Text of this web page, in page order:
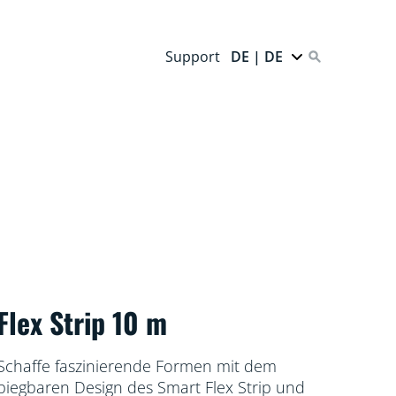
Support DE | DE
Strip 10 m
faszinierende Formen mit dem
Design des Smart Flex Strip und